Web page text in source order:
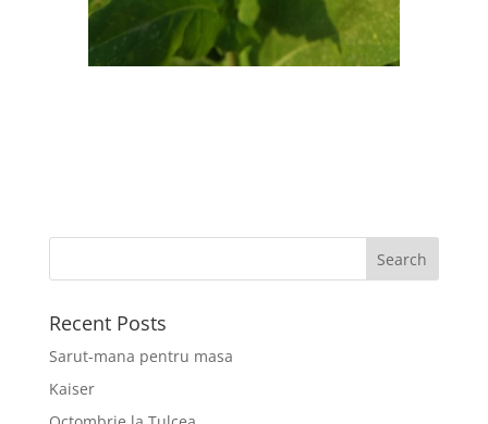
Recent Posts
Sarut-mana pentru masa
Kaiser